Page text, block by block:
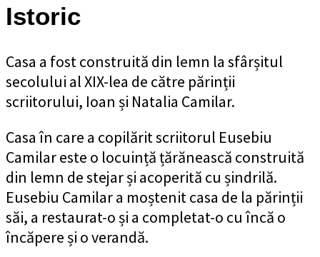
Istoric
Casa a fost construită din lemn la sfârșitul
secolului al XIX-lea de către părinții
scriitorului, Ioan și Natalia Camilar.
Casa în care a copilărit scriitorul Eusebiu
Camilar este o locuință țărănească construită
din lemn de stejar și acoperită cu șindrilă.
Eusebiu Camilar a moștenit casa de la părinții
săi, a restaurat-o și a completat-o cu încă o
încăpere și o verandă.